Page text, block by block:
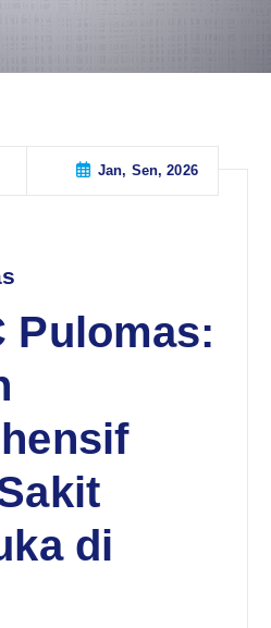
Jan, Sen, 2026
Pulomas:
di